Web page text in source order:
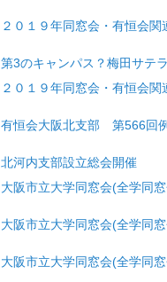
２０１９年同窓会・有恒会
第3のキャンパス？梅田サテ
２０１９年同窓会・有恒会
有恒会大阪北支部 第566回
北河内支部設立総会開催
大阪市立大学同窓会(全学同
大阪市立大学同窓会(全学同
大阪市立大学同窓会(全学同